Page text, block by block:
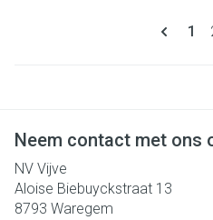
U
1
Neem contact met ons
NV Vijve
Aloise Biebuyckstraat 13
8793 Waregem